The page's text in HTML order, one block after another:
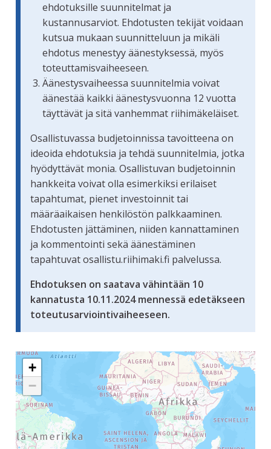
ehdotuksille suunnitelmat ja
kustannusarviot. Ehdotusten tekijät voidaan
kutsua mukaan suunnitteluun ja mikäli
ehdotus menestyy äänestyksessä, myös
toteuttamisvaiheeseen.
Äänestysvaiheessa suunnitelmia voivat
äänestää kaikki äänestysvuonna 12 vuotta
täyttävät ja sitä vanhemmat riihimäkeläiset.
Osallistuvassa budjetoinnissa tavoitteena on
ideoida ehdotuksia ja tehdä suunnitelmia, jotka
hyödyttävät monia. Osallistuvan budjetoinnin
hankkeita voivat olla esimerkiksi erilaiset
tapahtumat, pienet investoinnit tai
määräaikaisen henkilöstön palkkaaminen.
Ehdotusten jättäminen, niiden kannattaminen
ja kommentointi sekä äänestäminen
tapahtuvat osallistu.riihimaki.fi palvelussa.
Ehdotuksen on saatava vähintään 10
kannatusta 10.11.2024 mennessä edetäkseen
toteutusarviointivaiheeseen.
Seuraavassa elementissä on kartta, joka esittää
+
−